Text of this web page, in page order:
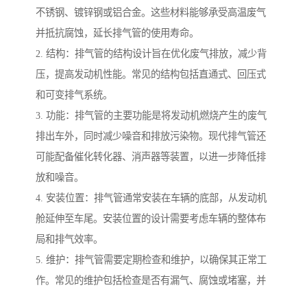
不锈钢、镀锌钢或铝合金。这些材料能够承受高温废气
并抵抗腐蚀，延长排气管的使用寿命。
2. 结构：排气管的结构设计旨在优化废气排放，减少背
压，提高发动机性能。常见的结构包括直通式、回压式
和可变排气系统。
3. 功能：排气管的主要功能是将发动机燃烧产生的废气
排出车外，同时减少噪音和排放污染物。现代排气管还
可能配备催化转化器、消声器等装置，以进一步降低排
放和噪音。
4. 安装位置：排气管通常安装在车辆的底部，从发动机
舱延伸至车尾。安装位置的设计需要考虑车辆的整体布
局和排气效率。
5. 维护：排气管需要定期检查和维护，以确保其正常工
作。常见的维护包括检查是否有漏气、腐蚀或堵塞，并